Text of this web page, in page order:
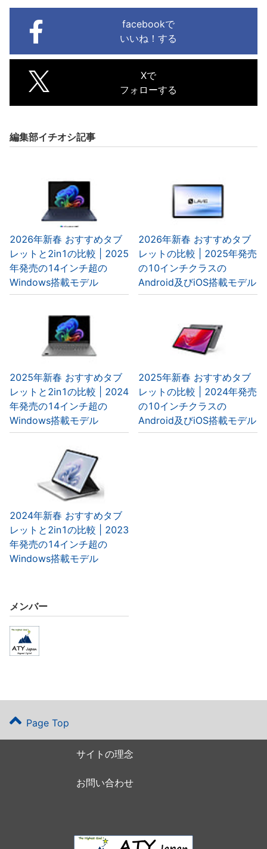
facebookで
いいね！する
Xで
フォローする
編集部イチオシ記事
2026年新春 おすすめタブ
レットと2in1の比較 | 2025
年発売の14インチ超の
Windows搭載モデル
2026年新春 おすすめタブ
レットの比較 | 2025年発売
の10インチクラスの
Android及びiOS搭載モデル
2025年新春 おすすめタブ
レットと2in1の比較 | 2024
年発売の14インチ超の
Windows搭載モデル
2025年新春 おすすめタブ
レットの比較 | 2024年発売
の10インチクラスの
Android及びiOS搭載モデル
2024年新春 おすすめタブ
レットと2in1の比較 | 2023
年発売の14インチ超の
Windows搭載モデル
メンバー
Page Top
サイトの理念
お問い合わせ